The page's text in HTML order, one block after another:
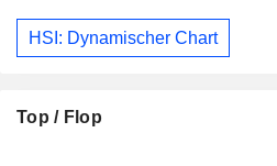
HSI: Dynamischer Chart
Top / Flop